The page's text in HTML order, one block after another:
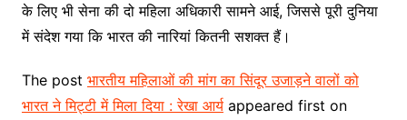
के लिए भी सेना की दो महिला अधिकारी सामने आई, जिससे पूरी दुनिया
में संदेश गया कि भारत की नारियां कितनी सशक्त हैं।
The post भारतीय महिलाओं की मांग का सिंदूर उजाड़ने वालों को
भारत ने मिट्टी में मिला दिया : रेखा आर्यappeared first on